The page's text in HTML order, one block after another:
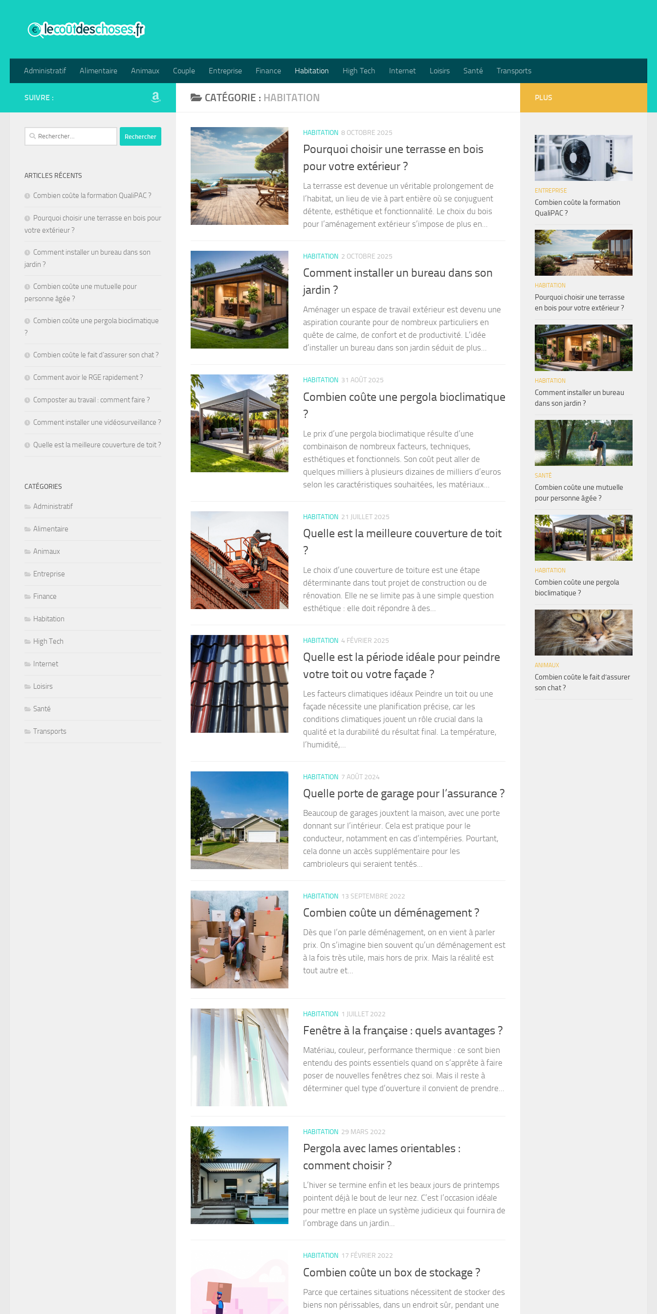
Administratif Alimentaire Animaux Couple Entreprise Finance Habitation High Tech Internet Loisirs Santé Transports
CATÉGORIE : HABITATION
HABITATION 8 OCTOBRE 2025
Pourquoi choisir une terrasse en bois
pour votre extérieur ?
La terrasse est devenue un véritable prolongement de
l’habitat, un lieu de vie à part entière où se conjuguent
détente, esthétique et fonctionnalité. Le choix du bois
pour l’aménagement extérieur s’impose de plus en...
HABITATION 2 OCTOBRE 2025
Comment installer un bureau dans son
jardin ?
Aménager un espace de travail extérieur est devenu une
aspiration courante pour de nombreux particuliers en
quête de calme, de confort et de productivité. L’idée
d’installer un bureau dans son jardin séduit de plus...
HABITATION 31 AOÛT 2025
Combien coûte une pergola bioclimatique
?
Le prix d’une pergola bioclimatique résulte d’une
combinaison de nombreux facteurs, techniques,
esthétiques et fonctionnels. Son coût peut aller de
quelques milliers à plusieurs dizaines de milliers d’euros
selon les caractéristiques souhaitées, les matériaux...
HABITATION 21 JUILLET 2025
Quelle est la meilleure couverture de toit
?
Le choix d’une couverture de toiture est une étape
déterminante dans tout projet de construction ou de
rénovation. Elle ne se limite pas à une simple question
esthétique : elle doit répondre à des...
HABITATION 4 FÉVRIER 2025
Quelle est la période idéale pour peindre
votre toit ou votre façade ?
Les facteurs climatiques idéaux Peindre un toit ou une
façade nécessite une planification précise, car les
conditions climatiques jouent un rôle crucial dans la
qualité et la durabilité du résultat final. La température,
l’humidité,...
HABITATION 7 AOÛT 2024
Quelle porte de garage pour l’assurance ?
Beaucoup de garages jouxtent la maison, avec une porte
donnant sur l’intérieur. Cela est pratique pour le
conducteur, notamment en cas d’intempéries. Pourtant,
cela donne un accès supplémentaire pour les
cambrioleurs qui seraient tentés...
HABITATION 13 SEPTEMBRE 2022
Combien coûte un déménagement ?
Dès que l’on parle déménagement, on en vient à parler
prix. On s’imagine bien souvent qu’un déménagement est
à la fois très utile, mais hors de prix. Mais la réalité est
tout autre et...
HABITATION 1 JUILLET 2022
Fenêtre à la française : quels avantages ?
Matériau, couleur, performance thermique : ce sont bien
entendu des points essentiels quand on s’apprête à faire
poser de nouvelles fenêtres chez soi. Mais il reste à
déterminer quel type d’ouverture il convient de prendre...
HABITATION 29 MARS 2022
Pergola avec lames orientables :
comment choisir ?
L’hiver se termine enfin et les beaux jours de printemps
pointent déjà le bout de leur nez. C’est l’occasion idéale
pour mettre en place un système judicieux qui fournira de
l’ombrage dans un jardin...
HABITATION 17 FÉVRIER 2022
Combien coûte un box de stockage ?
Parce que certaines situations nécessitent de stocker des
biens non périssables, dans un endroit sûr, pendant une
SUIVRE :
Rechercher :
ARTICLES RÉCENTS
Combien coûte la formation QualiPAC ?
Pourquoi choisir une terrasse en bois pour
votre extérieur ?
Comment installer un bureau dans son
jardin ?
Combien coûte une mutuelle pour
personne âgée ?
Combien coûte une pergola bioclimatique
?
Combien coûte le fait d’assurer son chat ?
Comment avoir le RGE rapidement ?
Composter au travail : comment faire ?
Comment installer une vidéosurveillance ?
Quelle est la meilleure couverture de toit ?
CATÉGORIES
Administratif
Alimentaire
Animaux
Entreprise
Finance
Habitation
High Tech
Internet
Loisirs
Santé
Transports
PLUS
ENTREPRISE
Combien coûte la formation
QualiPAC ?
HABITATION
Pourquoi choisir une terrasse
en bois pour votre extérieur ?
HABITATION
Comment installer un bureau
dans son jardin ?
SANTÉ
Combien coûte une mutuelle
pour personne âgée ?
HABITATION
Combien coûte une pergola
bioclimatique ?
ANIMAUX
Combien coûte le fait d’assurer
son chat ?